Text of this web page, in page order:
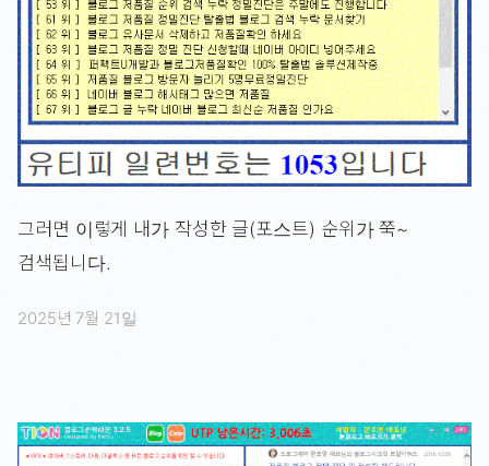
그러면 이렇게 내가 작성한 글(포스트) 순위가 쭉~
검색됩니다.
2025년 7월 21일